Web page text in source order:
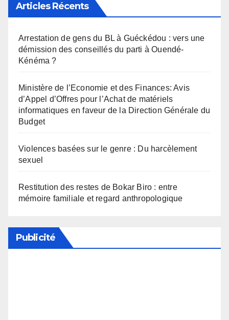
Articles Récents
Arrestation de gens du BL à Guéckédou : vers une
démission des conseillés du parti à Ouendé-
Kénéma ?
Ministère de l’Economie et des Finances: Avis
d’Appel d’Offres pour l’Achat de matériels
informatiques en faveur de la Direction Générale du
Budget
Violences basées sur le genre : Du harcèlement
sexuel
Restitution des restes de Bokar Biro : entre
mémoire familiale et regard anthropologique
Publicité